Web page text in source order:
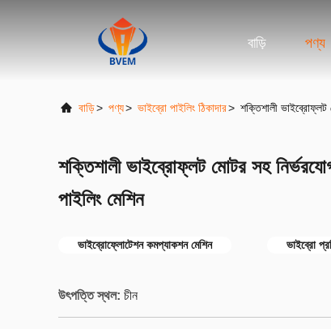
বাড়ি পণ্য
বাড়ি> পণ্য> ভাইব্রো পাইলিং ঠিকাদার> শক্তিশালী ভাইব্রোফ্লট
শক্তিশালী ভাইব্রোফ্লট মোটর সহ
পাইলিং মেশিন
ভাইব্রোফ্লোটেশন কমপ্যাকশন মেশিন ভাইব্রো
উৎপত্তি স্থল: চীন